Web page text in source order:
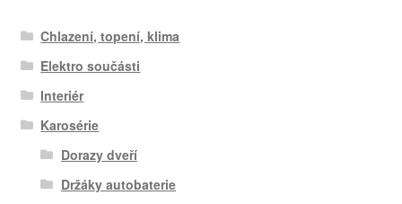
Chlazení, topení, klima
Elektro součásti
Interiér
Karosérie
Dorazy dveří
Držáky autobaterie